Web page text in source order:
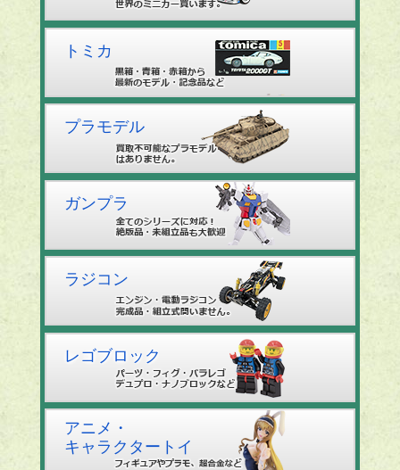
トミカ
プラモデル
ガンプラ
ラジコン
レゴブロック
アニメ・
キャラクタートイ